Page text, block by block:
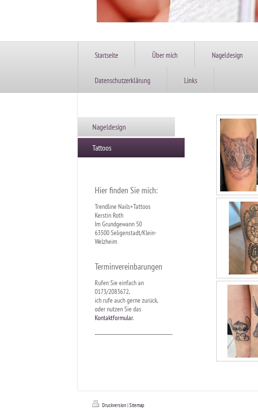
Startseite Über mich Nageldesign
Datenschutzerklärung Links
Nageldesign
Tattoos
Hier finden Sie mich:
Trendline Nails+Tattoos
Kerstin Roth
Im Grundgewann 50
63500 Seligenstadt/Klein-
Welzheim
Terminvereinbarungen
Rufen Sie einfach an
0173/2083672,
ich rufe auch gerne zurück,
oder nutzen Sie das
Kontaktformular.
Druckversion|Sitemap